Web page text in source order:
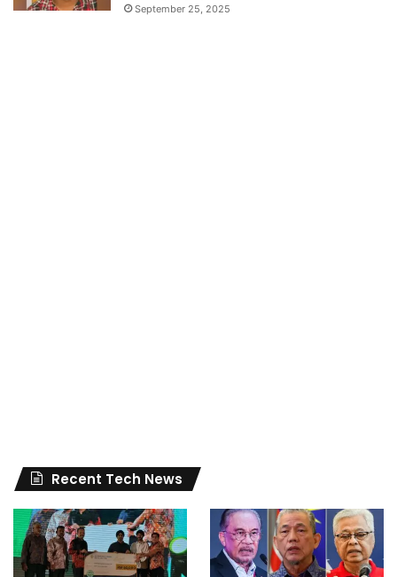
September 25, 2025
Recent Tech News